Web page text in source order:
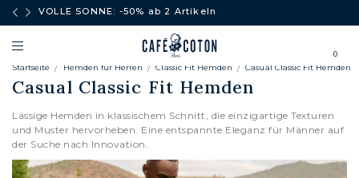
VOLLE SONNE: -50% ab 2 Artikeln
0
Startseite Hemden fur Herren Classic Fit Hemden Casual Classic Fit Hemden
Casual Classic Fit Hemden
Lässige Hemden in klassischem Schnitt, die einzigartige Texturen
und Muster hervorheben. Eine entspannte Eleganz für Männer auf
der Suche nach Innovation.